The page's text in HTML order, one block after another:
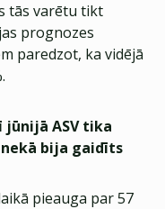
tās varētu tikt
prognozes
paredzot, ka vidējā
jūnijā ASV tika
bija gaidīts
pieauga par 57